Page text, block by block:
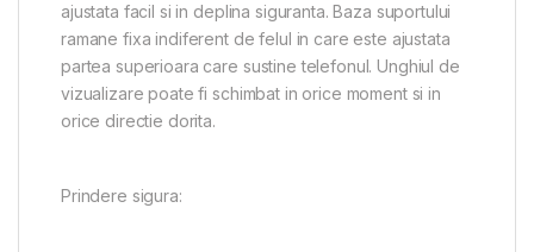
ajustata facil si in deplina siguranta. Baza suportului
ramane fixa indiferent de felul in care este ajustata
partea superioara care sustine telefonul. Unghiul de
vizualizare poate fi schimbat in orice moment si in
orice directie dorita.
Prindere sigura: